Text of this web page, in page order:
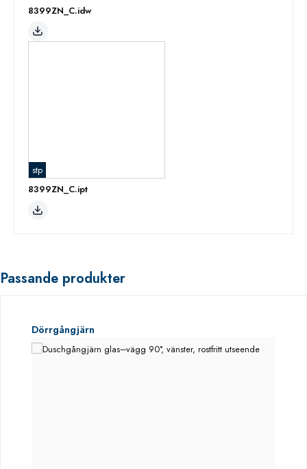
8399ZN_C.idw
stp
8399ZN_C.ipt
Passande produkter
Hoppa över produktgalleri
Dörrgångjärn